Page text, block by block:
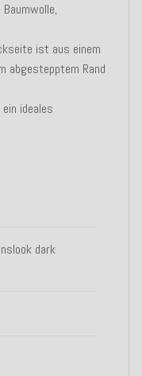
ist aus einem
abgestepptem Rand
ideales
dark